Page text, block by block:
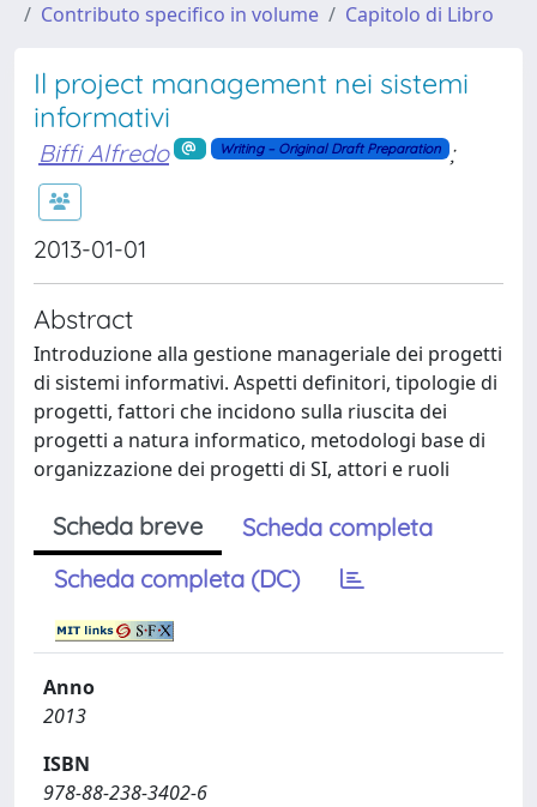
Contributo specifico in volume
Capitolo di Libro
Il project management nei sistemi
informativi
Biffi Alfredo Writing – Original Draft Preparation ;
2013-01-01
Abstract
Introduzione alla gestione manageriale dei progetti
di sistemi informativi. Aspetti definitori, tipologie di
progetti, fattori che incidono sulla riuscita dei
progetti a natura informatico, metodologi base di
organizzazione dei progetti di SI, attori e ruoli
Scheda breve
Scheda completa
Scheda completa (DC)
Anno
2013
ISBN
978-88-238-3402-6